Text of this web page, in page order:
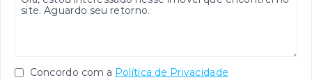
Concordo com a Política de Privacidade